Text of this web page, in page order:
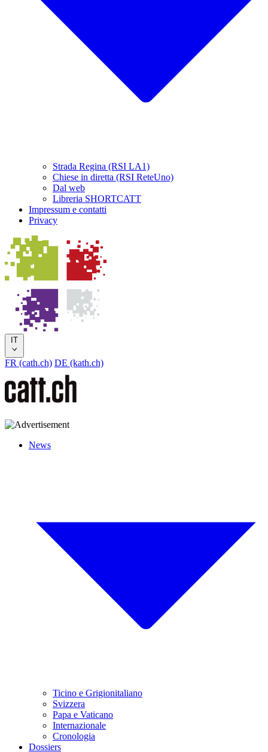
Strada Regina (RSI LA1)
Chiese in diretta (RSI ReteUno)
Dal web
Libreria SHORTCATT
Impressum e contatti
Privacy
IT
FR (cath.ch) DE (kath.ch)
News
Ticino e Grigionitaliano
Svizzera
Papa e Vaticano
Internazionale
Cronologia
Dossiers